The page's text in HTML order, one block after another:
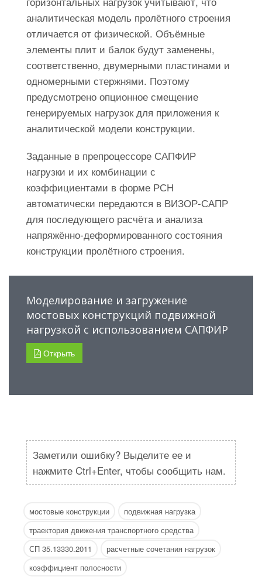
аналитическая модель пролётного строения
отличается от физической. Объёмные
элементы плит и балок будут заменены,
соответственно, двумерными пластинами и
одномерными стержнями. Поэтому
предусмотрено опционное смещение
генерируемых нагрузок для приложения к
аналитической модели конструкции.
Заданные в препроцессоре САПФИР
нагрузки и их комбинации с
коэффициентами в форме РСН
автоматически передаются в ВИЗОР-САПР
для последующего расчёта и анализа
напряжённо-деформированного состояния
конструкции пролётного строения.
Моделирование и загружение
мостовых конструкций подвижной
нагрузкой с использованием САПФИР
Открыть
Заметили ошибку? Выделите ее и
нажмите Ctrl+Enter, чтобы сообщить нам.
мостовые конструкции
подвижная нагрузка
траектория движения транспортного средства
СП 35.13330.2011
расчетные сочетания нагрузок
коэффициент полосности